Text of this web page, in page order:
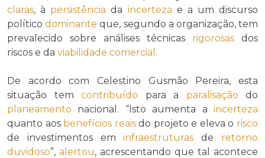
claras, à persistência da incerteza e a um discurso
políticodominante que, segundo a organização, tem
prevalecido sobre análises técnicas rigorosas dos
riscos e da viabilidade comercial .
De acordo com Celestino Gusmão Pereira, esta
situação tem contribuído para a paralisação do
planeamento nacional. “Isto aumenta a incerteza
quanto aos benefícios reaisdo projeto e eleva o risco
de investimentos eminfraestruturas de retorno
duvidoso”, alertou, acrescentando que tal acontece